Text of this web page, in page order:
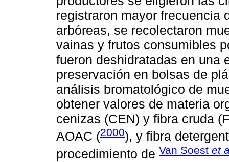
registraron mayor frecuencia
arbóreas, se recolectaron
vainas y frutos consumibles
fueron deshidratadas en una
preservación en bolsas de
análisis bromatológico de
obtener valores de materia
cenizas (CEN) y fibra cruda
AOAC (2000), y fibra
procedimiento de Van Soest et